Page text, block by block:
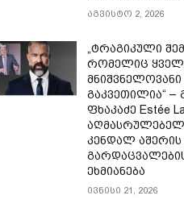
აგვისტო 2, 2026
„ტრაგიკული
რომელიც
მნიშვნელოვანი
გაკვეთილია“ –
ფხაკაძე Estée
კენდალ აშერის
ეხმიანება
ივნისი 21, 2026